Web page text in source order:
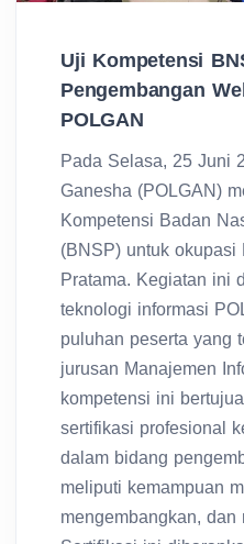
Uji Kompetensi
Pengembangan
POLGAN
Pada Selasa, 25 Juni
Ganesha (POLGAN)
Kompetensi Badan
(BNSP) untuk okupasi
Pratama. Kegiatan ini
teknologi informasi
puluhan peserta yang
jurusan Manajemen
kompetensi ini
sertifikasi profesional
dalam bidang
meliputi kemampuan
mengembangkan,